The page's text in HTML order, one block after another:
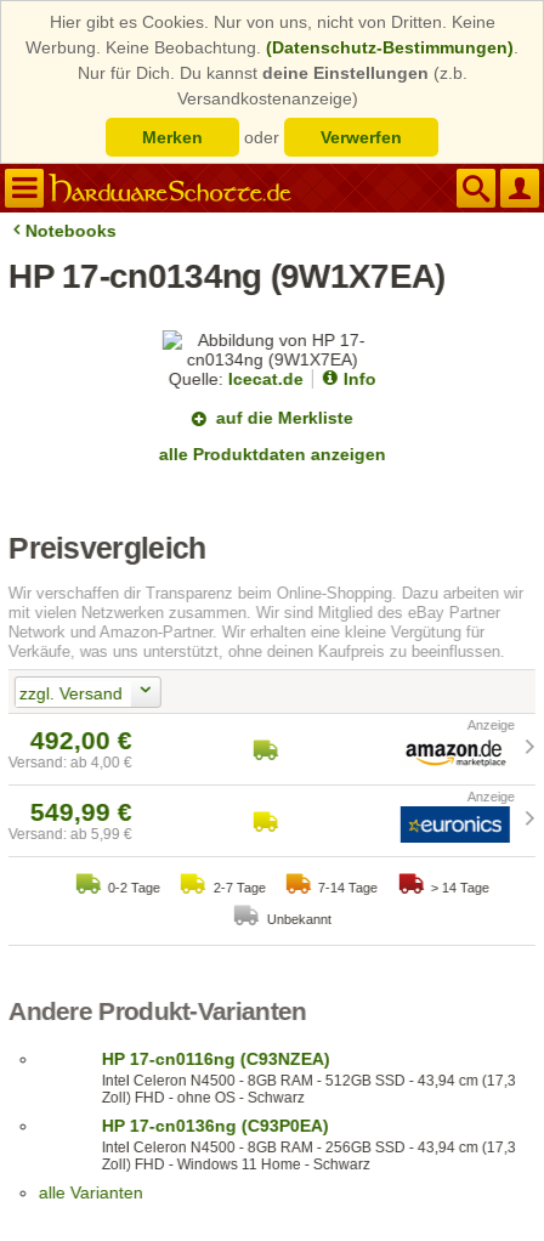
Hier gibt es Cookies. Nur von uns, nicht von Dritten. Keine
Werbung. Keine Beobachtung. (Datenschutz-Bestimmungen)
Nur für Dich. Du kannst deine Einstellungen (z.b.
Versandkostenanzeige)
Merken
oder Verwerfen
Notebooks
HP 17-cn0134ng (9W1X7EA)
Quelle: Icecat.de
Info
auf die Merkliste
alle Produktdaten anzeigen
Preisvergleich
Wir verschaffen dir Transparenz beim Online-Shopping. Dazu arbeiten wir
mit vielen Netzwerken zusammen. Wir sind Mitglied des eBay Partner
Network und Amazon-Partner. Wir erhalten eine kleine Vergütung für
Verkäufe, was uns unterstützt, ohne deinen Kaufpreis zu beeinflussen.
zzgl. Versand
492,00 €
Versand: ab 4,00 €
549,99 €
Versand: ab 5,99 €
0-2 Tage 2-7 Tage 7-14 Tage > 14 Tage
Unbekannt
Andere Produkt-Varianten
HP 17-cn0116ng (C93NZEA)
Intel Celeron N4500 - 8GB RAM - 512GB SSD - 43,94 cm (17,3
Zoll) FHD - ohne OS - Schwarz
HP 17-cn0136ng (C93P0EA)
Intel Celeron N4500 - 8GB RAM - 256GB SSD - 43,94 cm (17,3
Zoll) FHD - Windows 11 Home - Schwarz
alle Varianten